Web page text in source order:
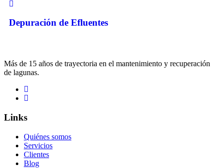
Depuración de Efluentes
Más de 15 años de trayectoria en el mantenimiento y recuperación
de lagunas.
Links
Quiénes somos
Servicios
Clientes
Blog